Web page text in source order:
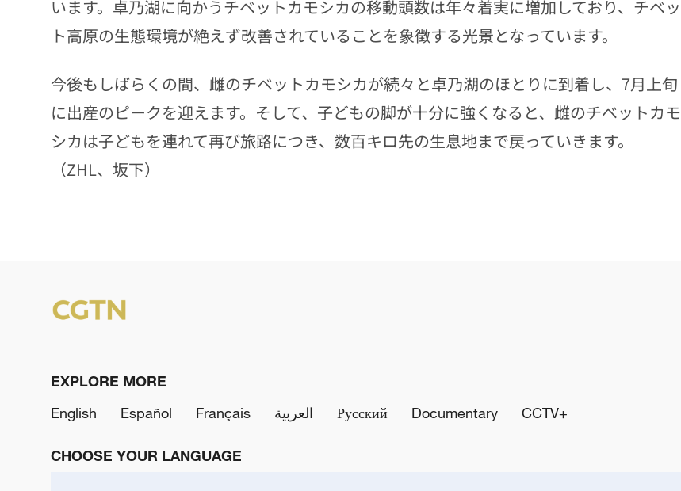
います。卓乃湖に向かうチベットカモシカの移動頭数は年々着実に増加しており、チベッ
ト高原の生態環境が絶えず改善されていることを象徴する光景となっています。
今後もしばらくの間、雌のチベットカモシカが続々と卓乃湖のほとりに到着し、7月上旬
に出産のピークを迎えます。そして、子どもの脚が十分に強くなると、雌のチベットカモ
シカは子どもを連れて再び旅路につき、数百キロ先の生息地まで戻っていきます。
（ZHL、坂下）
EXPLORE MORE
English
Español Français العربية Русский Documentary CCTV+
CHOOSE YOUR LANGUAGE